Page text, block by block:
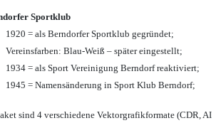
Sportklub
1920 = als Berndorfer Sportklub gegründet;
Vereinsfarben: Blau-Weiß – später eingestellt;
1934 = als Sport Vereinigung Berndorf reaktiviert;
1945 = Namensänderung in Sport Klub Berndorf;
sind 4 verschiedene Vektorgrafikformate (CDR, AI